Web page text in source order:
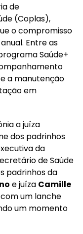
de
(Coplas),
o compromisso
Entre as
Saúde+
a manutenção
em
a juíza
dos padrinhos
da
de Saúde
padrinhos da
e juíza Camille
um lanche
um momento